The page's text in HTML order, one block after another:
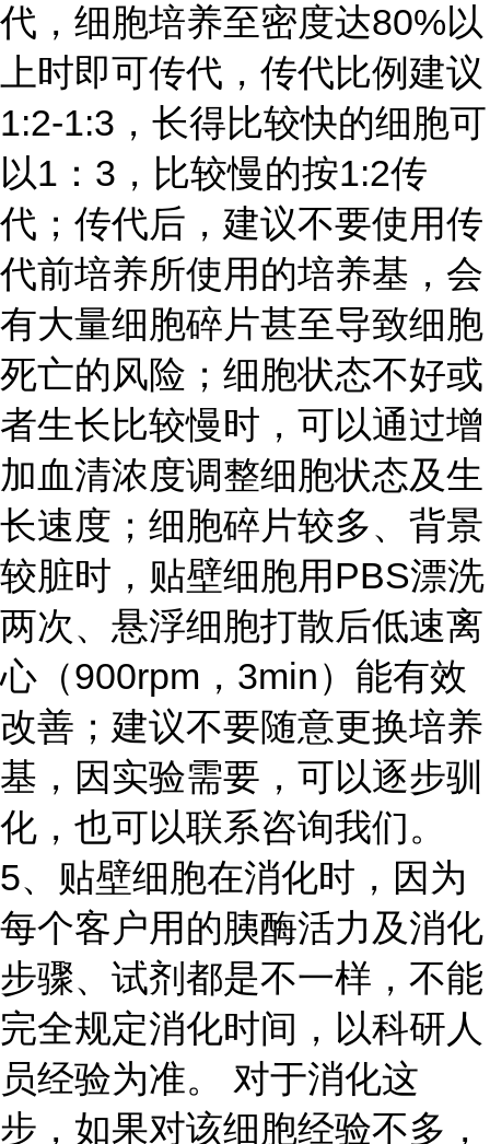
代，细胞培养至密度达80%以
上时即可传代，传代比例建议
1:2-1:3，长得比较快的细胞可
以1：3，比较慢的按1:2传
代；传代后，建议不要使用传
代前培养所使用的培养基，会
有大量细胞碎片甚至导致细胞
死亡的风险；细胞状态不好或
者生长比较慢时，可以通过增
加血清浓度调整细胞状态及生
长速度；细胞碎片较多、背景
较脏时，贴壁细胞用PBS漂洗
两次、悬浮细胞打散后低速离
心（900rpm，3min）能有效
改善；建议不要随意更换培养
基，因实验需要，可以逐步驯
化，也可以联系咨询我们。
5、贴壁细胞在消化时，因为
每个客户用的胰酶活力及消化
步骤、试剂都是不一样，不能
完全规定消化时间，以科研人
员经验为准。 对于消化这
步，如果对该细胞经验不多，